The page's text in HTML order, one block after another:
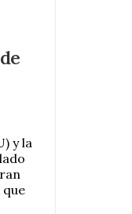
y la